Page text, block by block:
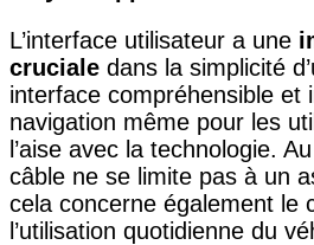
L’interface utilisateur a une
cruciale dans la simplicité
interface compréhensible et
navigation même pour les
l’aise avec la technologie.
câble ne se limite pas à un
cela concerne également le
l’utilisation quotidienne du